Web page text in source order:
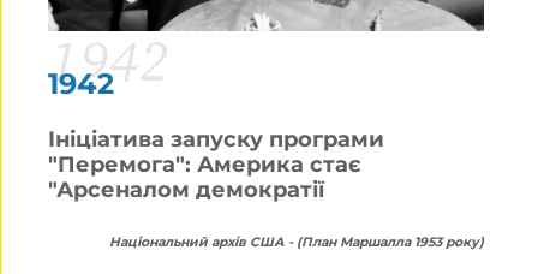
1942
1942
Ініціатива запуску програми
"Перемога": Америка стає
"Арсеналом демократії
Національний архів США - (План Маршалла 1953 року)